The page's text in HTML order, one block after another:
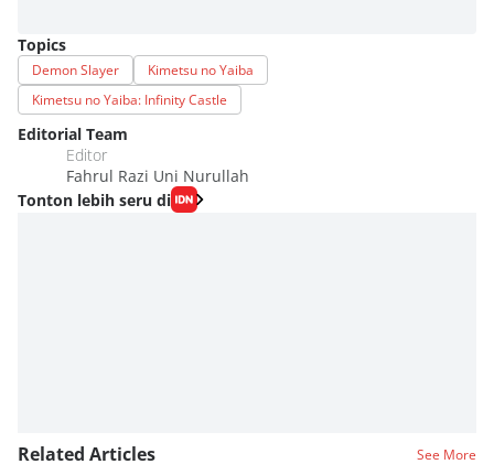
Topics
Demon Slayer
Kimetsu no Yaiba
Kimetsu no Yaiba: Infinity Castle
Editorial Team
Editor
Fahrul Razi Uni Nurullah
Tonton lebih seru di
Related Articles See More